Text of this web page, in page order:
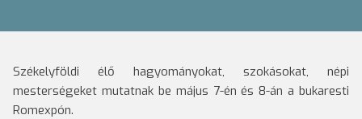
Székelyföldi élő hagyományokat, szokásokat, népi
mesterségeket mutatnak be május 7-én és 8-án a bukaresti
Romexpón.